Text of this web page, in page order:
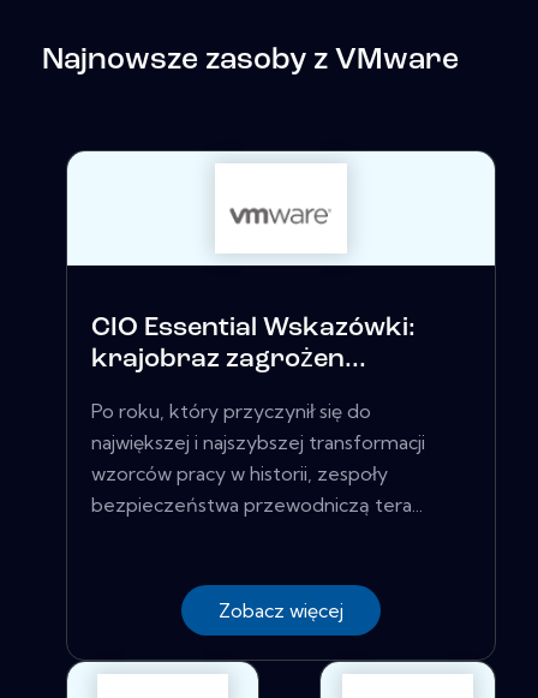
Najnowsze zasoby z VMware
CIO Essential Wskazówki:
krajobraz zagrożen...
Po roku, który przyczynił się do
największej i najszybszej transformacji
wzorców pracy w historii, zespoły
bezpieczeństwa przewodniczą tera...
Zobacz więcej